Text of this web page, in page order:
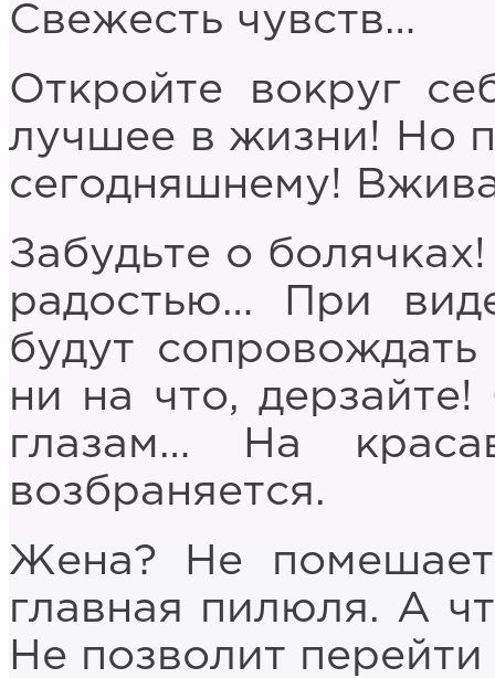
Свежесть чувств…
Откройте вокруг
лучшее в жизни! Но
сегодняшнему!
Забудьте о
радостью… При
будут
ни на что,
глазам… На
возбраняется.
Жена? Не
главная пилюля. А
Не позволит перейти